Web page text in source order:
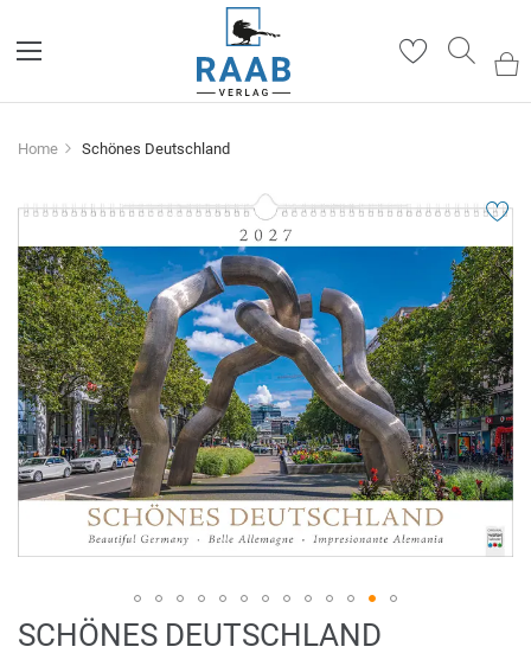
Home Schönes Deutschland
Zum
der
Bildergalerie
springen
Zum
Anfang
SCHÖNES DEUTSCHLAND